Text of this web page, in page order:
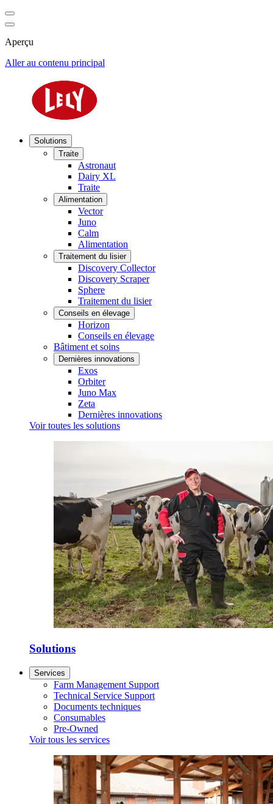
Aperçu
Aller au contenu principal
Solutions
Traite
Astronaut
Dairy XL
Traite
Alimentation
Vector
Juno
Calm
Alimentation
Traitement du lisier
Discovery Collector
Discovery Scraper
Sphere
Traitement du lisier
Conseils en élevage
Horizon
Conseils en élevage
Bâtiment et soins
Dernières innovations
Exos
Orbiter
Juno Max
Zeta
Dernières innovations
Voir toutes les solutions
Solutions
Services
Farm Management Support
Technical Service Support
Documents techniques
Consumables
Pre-Owned
Voir tous les services